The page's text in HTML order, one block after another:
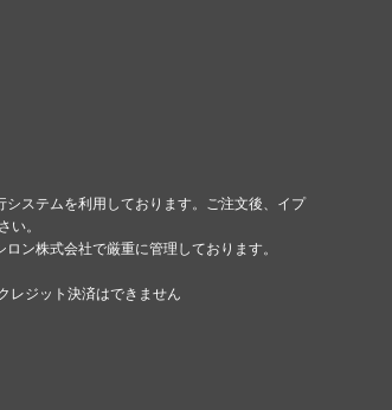
ステムを利用しております。ご注文後、イプ
い。
ン株式会社で厳重に管理しております。
レジット決済はできません